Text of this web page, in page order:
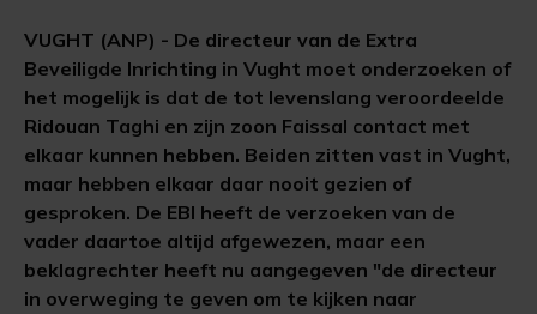
VUGHT (ANP) - De directeur van de Extra
Beveiligde Inrichting in Vught moet onderzoeken of
het mogelijk is dat de tot levenslang veroordeelde
Ridouan Taghi en zijn zoon Faissal contact met
elkaar kunnen hebben. Beiden zitten vast in Vught,
maar hebben elkaar daar nooit gezien of
gesproken. De EBI heeft de verzoeken van de
vader daartoe altijd afgewezen, maar een
beklagrechter heeft nu aangegeven "de directeur
in overweging te geven om te kijken naar